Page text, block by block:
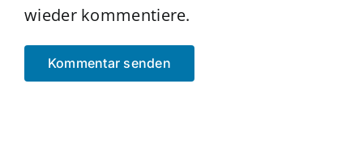
wieder kommentiere.